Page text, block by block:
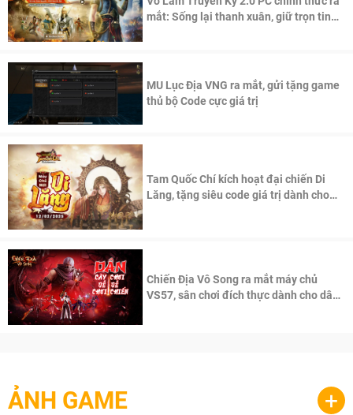
mắt: Sống lại thanh xuân, giữ trọn tinh
MU Lục Địa VNG ra mắt, gửi tặng game
thủ bộ Code cực giá trị
Tam Quốc Chí kích hoạt đại chiến Di
Lăng, tặng siêu code giá trị dành cho
Chiến Địa Vô Song ra mắt máy chủ
VS57, sân chơi đích thực dành cho dân
ẢNH GAME +